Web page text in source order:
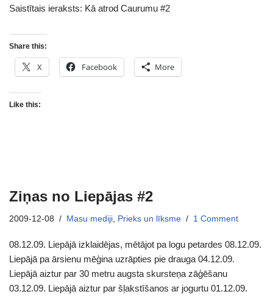
Saistītais ieraksts: Kā atrod Caurumu #2
Share this:
X Facebook More
Like this:
Ziņas no Liepājas #2
2009-12-08 Masu mediji, Prieks un līksme 1 Comment
08.12.09. Liepājā izklaidējas, mētājot pa logu petardes 08.12.09.
Liepājā pa ārsienu mēģina uzrāpties pie drauga 04.12.09.
Liepājā aiztur par 30 metru augsta skursteņa zāģēšanu
03.12.09. Liepājā aiztur par šļakstīšanos ar jogurtu 01.12.09.